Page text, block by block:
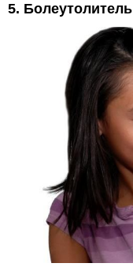
5. Болеутолитель